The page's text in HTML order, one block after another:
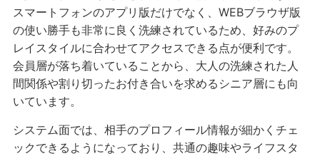
スマートフォンのアプリ版だけでなく、WEBブラウザ版
の使い勝手も非常に良く洗練されているため、好みのプ
レイスタイルに合わせてアクセスできる点が便利です。
会員層が落ち着いていることから、大人の洗練された人
間関係や割り切ったお付き合いを求めるシニア層にも向
いています。
システム面では、相手のプロフィール情報が細かくチェ
ックできるようになっており、共通の趣味やライフスタ